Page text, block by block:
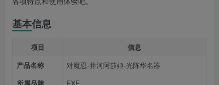
基本信息
项目
信息
产品名称
对魔忍-井河阿莎姬-光阵华名器